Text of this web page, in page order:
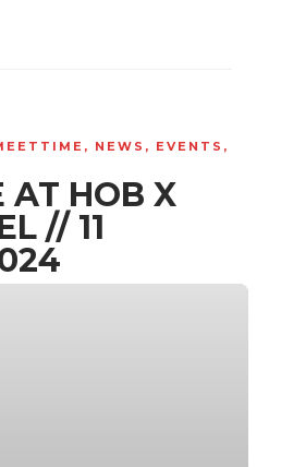
, NEWS , EVENTS ,
AT HOB X
// 11